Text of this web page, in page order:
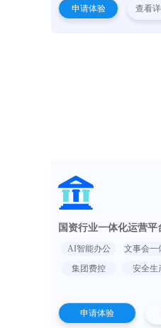
申请体验 查看
国资行业一体化运营平
AI智能办公 文事会一
集团费控
安全生
申请体验